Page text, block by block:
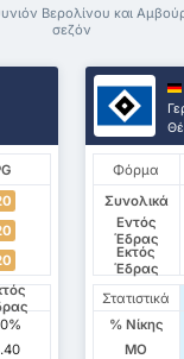
Βερολίνου και
σεζόν
Φόρμα
Συνολικά
Εντός
Έδρας
Εκτός
Έδρας
Στατιστικά
% Νίκης
ΜΟ